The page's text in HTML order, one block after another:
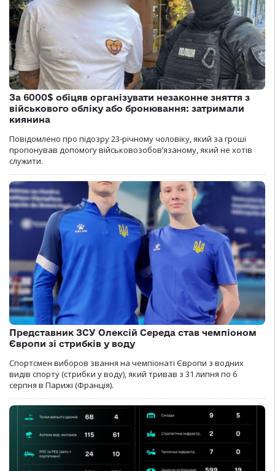
За 6000$ обіцяв організувати незаконне зняття з
військового обліку або бронювання: затримали
киянина
Повідомлено про підозру 23-річному чоловіку, який за гроші
пропонував допомогу військовозобов’язаному, який не хотів
служити.
Представник ЗСУ Олексій Середа став чемпіоном
Європи зі стрибків у воду
Спортсмен виборов звання на чемпіонаті Європи з водних
видів спорту (стрибки у воду), який тривав з 31 липня по 6
серпня в Парижі (Франція).